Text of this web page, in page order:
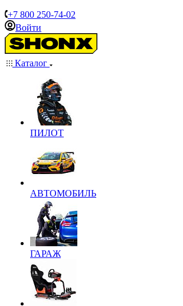
+7 800 250-74-02
Войти
Каталог
ПИЛОТ
АВТОМОБИЛЬ
ГАРАЖ